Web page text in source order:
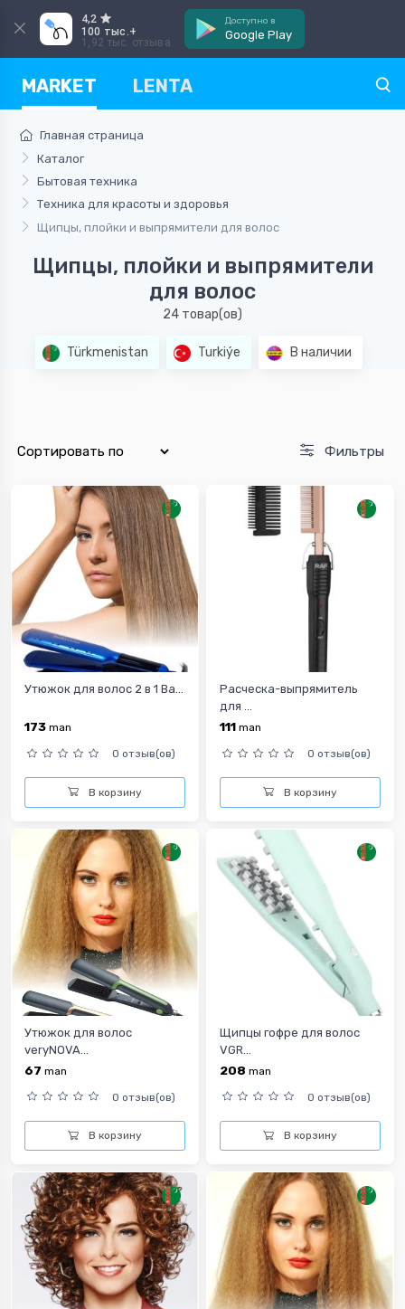
4,2
100 тыс.+
1,92 тыс. отзыва
Доступно в
Google Play
MARKET LENTA
Главная страница
Каталог
Бытовая техника
Техника для красоты и здоровья
Щипцы, плойки и выпрямители для волос
Щипцы, плойки и выпрямители
для волос
24 товар(ов)
Türkmenistan Turkiýe В наличии
Фильтры
Утюжок для волос 2 в 1 Ba...
173 man
0 отзыв(ов)
В корзину
Расческа-выпрямитель
для ...
111 man
0 отзыв(ов)
В корзину
Утюжок для волос
veryNOVA...
67 man
0 отзыв(ов)
В корзину
Щипцы гофре для волос
VGR...
208 man
0 отзыв(ов)
В корзину